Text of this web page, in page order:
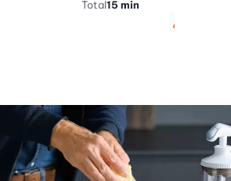
Total15 min